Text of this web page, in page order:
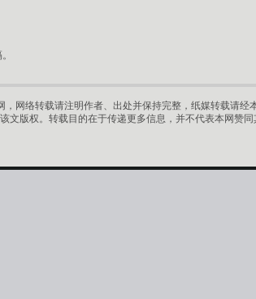
网络转载请注明作者、出处并保持完整，纸媒转载请
文版权。转载目的在于传递更多信息，并不代表本网赞